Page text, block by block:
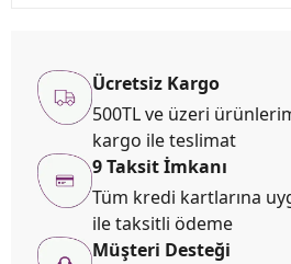
Ücretsiz Kargo
500TL ve üzeri
kargo ile teslimat
9 Taksit İmkanı
Tüm kredi kartlarına
ile taksitli ödeme
Müşteri Desteği